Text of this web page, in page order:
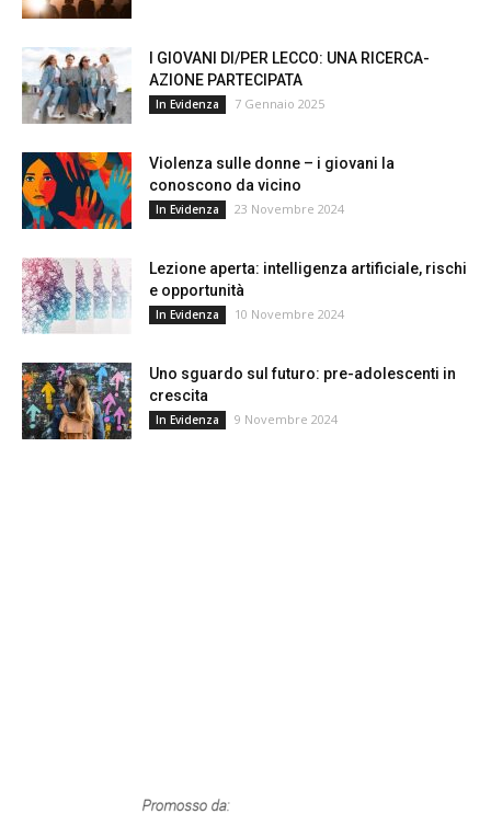
I GIOVANI DI/PER LECCO: UNA RICERCA-
AZIONE PARTECIPATA
In Evidenza 7 Gennaio 2025
Violenza sulle donne – i giovani la
conoscono da vicino
In Evidenza 23 Novembre 2024
Lezione aperta: intelligenza artificiale, rischi
e opportunità
In Evidenza 10 Novembre 2024
Uno sguardo sul futuro: pre-adolescenti in
crescita
In Evidenza 9 Novembre 2024